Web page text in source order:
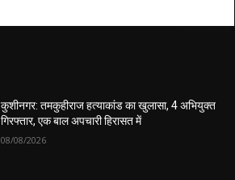
कुशीनगर: तमकुहीराज हत्याकांड का खुलासा, 4 अभियुक्त
गिरफ्तार, एक बाल अपचारी हिरासत में
08/08/2026